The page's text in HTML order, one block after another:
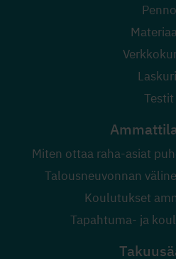
Penno
Testit
Miten ottaa raha-asiat
Talousneuvonnan
Koulutukset
Tapahtuma- ja